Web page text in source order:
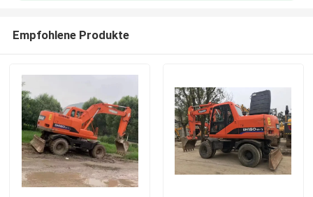
Empfohlene Produkte